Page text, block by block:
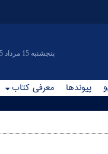
|پنجشنبه 15 مرداد 1405
پیوندها معرفی کتاب